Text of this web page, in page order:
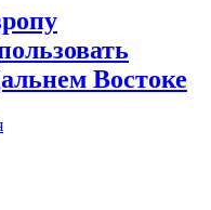
Востоке